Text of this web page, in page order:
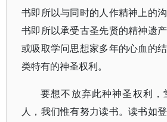
书即所以与同时的人作精神上的
书即所以承受古圣先贤的精神遗
或吸取学问思想家多年的心血的
类特有的神圣权利。
要想不放弃此种神圣权利，
人，我们惟有努力读书。读书如